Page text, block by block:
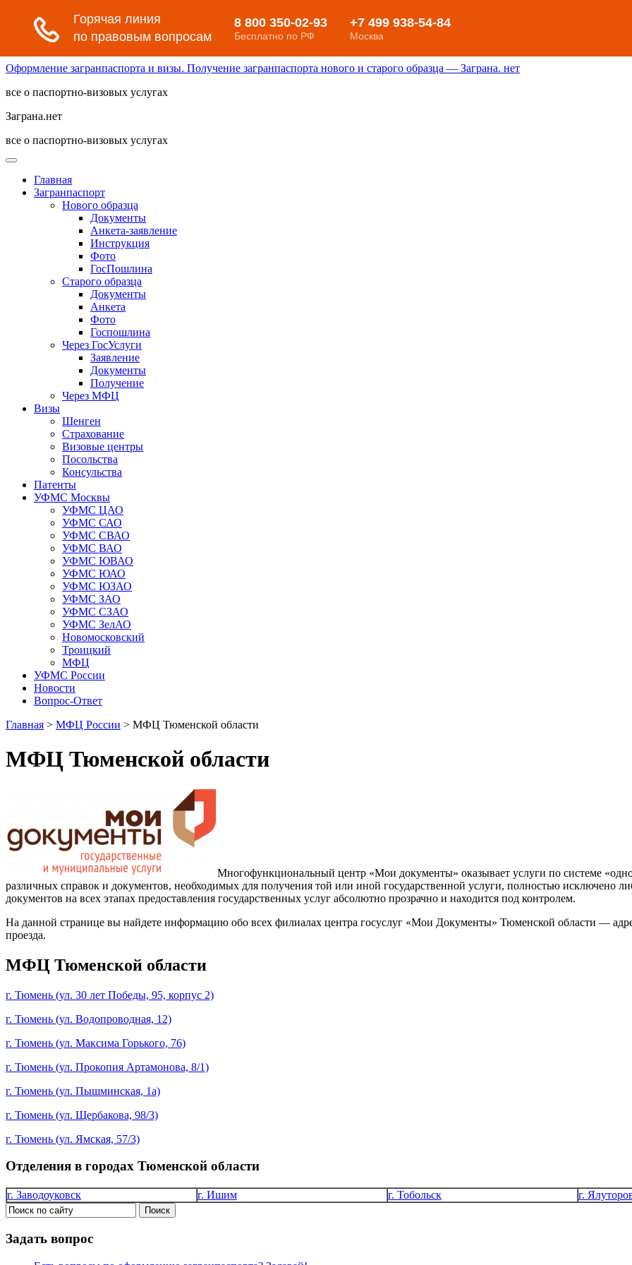
Оформление загранпаспорта и визы. Получение загранпаспорта нового и старого образца — Заграна. нет
все о паспортно-визовых услугах
Заграна.нет
все о паспортно-визовых услугах
Главная
Загранпаспорт
Нового образца
Документы
Анкета-заявление
Инструкция
Фото
ГосПошлина
Старого образца
Документы
Анкета
Фото
Госпошлина
Через ГосУслуги
Заявление
Документы
Получение
Через МФЦ
Визы
Шенген
Страхование
Визовые центры
Посольства
Консульства
Патенты
УФМС Москвы
УФМС ЦАО
УФМС САО
УФМС СВАО
УФМС ВАО
УФМС ЮВАО
УФМС ЮАО
УФМС ЮЗАО
УФМС ЗАО
УФМС СЗАО
УФМС ЗелАО
Новомосковский
Троицкий
МФЦ
УФМС России
Новости
Вопрос-Ответ
Главная > МФЦ России > МФЦ Тюменской области
МФЦ Тюменской области
Многофункциональный центр «Мои документы» оказывает услуги по системе
различных справок и документов, необходимых для получения той или иной государственной услуги, полностью исключено
документов на всех этапах предоставления государственных услуг абсолютно прозрачно и находится под контролем.
На данной странице вы найдете информацию обо всех филиалах центра госуслуг «Мои Документы» Тюменской области —
проезда.
МФЦ Тюменской области
г. Тюмень (ул. 30 лет Победы, 95, корпус 2)
г. Тюмень (ул. Водопроводная, 12)
г. Тюмень (ул. Максима Горького, 76)
г. Тюмень (ул. Прокопия Артамонова, 8/1)
г. Тюмень (ул. Пышминская, 1а)
г. Тюмень (ул. Щербакова, 98/3)
г. Тюмень (ул. Ямская, 57/3)
Отделения в городах Тюменской области
г. Заводоуковск г. Ишим г. Тобольск г.
Задать вопрос